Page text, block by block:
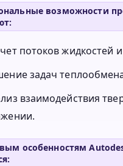
возможности
потоков жидкостей и
задач
взаимодействия
особенностям